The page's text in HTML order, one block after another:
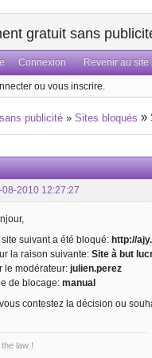
gratuit sans
Connexion Revenir au
ou vous inscrire.
publicité »Sites bloqués »
08-2010 12:27:27
site suivant a été bloqué: http://
la raison suivante: Site à but
le modérateur: julien.perez
de blocage: manual
contestez la décision ou
the law !